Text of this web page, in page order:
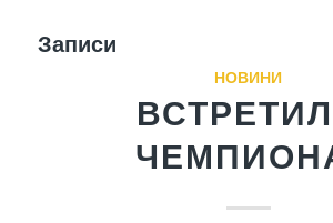
Записи
НОВИНИ